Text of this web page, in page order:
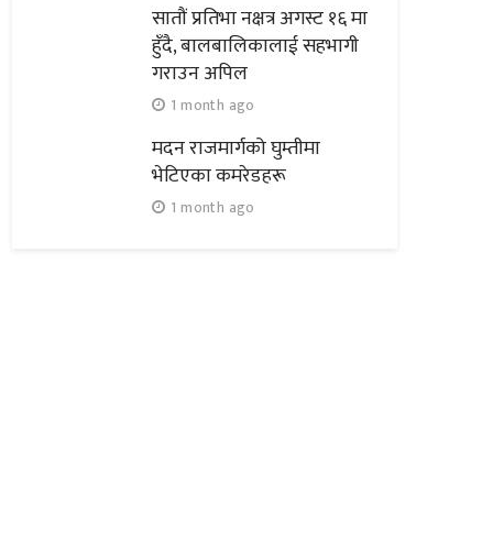
सातौं प्रतिभा नक्षत्र अगस्ट १६ मा
हुँदै, बालबालिकालाई सहभागी
गराउन अपिल
1 month ago
मदन राजमार्गको घुम्तीमा
भेटिएका कमरेडहरू
1 month ago